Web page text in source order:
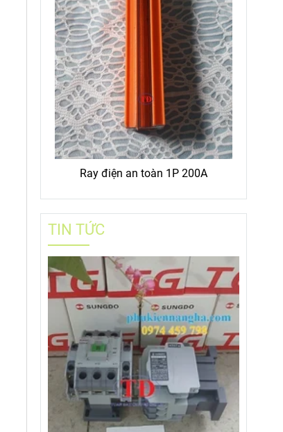
Ray điện an toàn 1P 200A
TIN TỨC